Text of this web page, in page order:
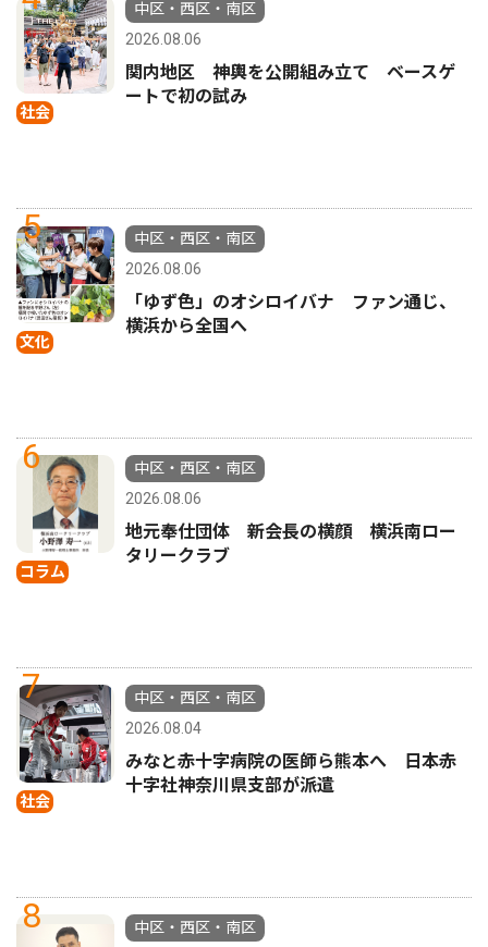
社会
中区・西区・南区
2026.08.06
関内地区 神輿を公開組み立て ベースゲ
ートで初の試み
5
文化
中区・西区・南区
2026.08.06
「ゆず色」のオシロイバナ ファン通じ、
横浜から全国へ
6
コラム
中区・西区・南区
2026.08.06
地元奉仕団体 新会長の横顔 横浜南ロー
タリークラブ
7
社会
中区・西区・南区
2026.08.04
みなと赤十字病院の医師ら熊本へ 日本赤
十字社神奈川県支部が派遣
8
中区・西区・南区